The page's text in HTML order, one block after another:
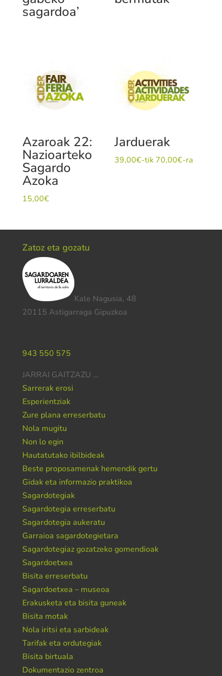
sagardoa’
Azaroak 22:
Nazioarteko
Sagardo
Azoka
15,00€
Jarduerak
39,00€-tik 70,00€-ra
Zatoz eta gozatu
Kale Nagusia, 48
20115 Astigarraga Gipuzkoa
943 550 575
JARRAI GAITZAZU …
Sarrerak erosi
Esperientziak
Zure plana erreserbatu
Nola mugitu
Non lo egin
Hautatutako ibilbideak
Beste proposamenak hemendik gertu
Gidak eta informazio praktikoa
Sagardotegiak
Sagardotegia erreserbatu
Sagardotegia aukeratu
Garraioa sagardotegietara
Sagardotegiaz gozatzeko gomendioak
Sagardoetxea
Bisita erreserbatu
Sagardoetxea – museoa
Erakusketa eta bisita guneak
Bisita motak
Nola iritsi eta sarbideak
Tarifak eta ordutegiak
Bisita birtuala
Dokumentazio zentroa